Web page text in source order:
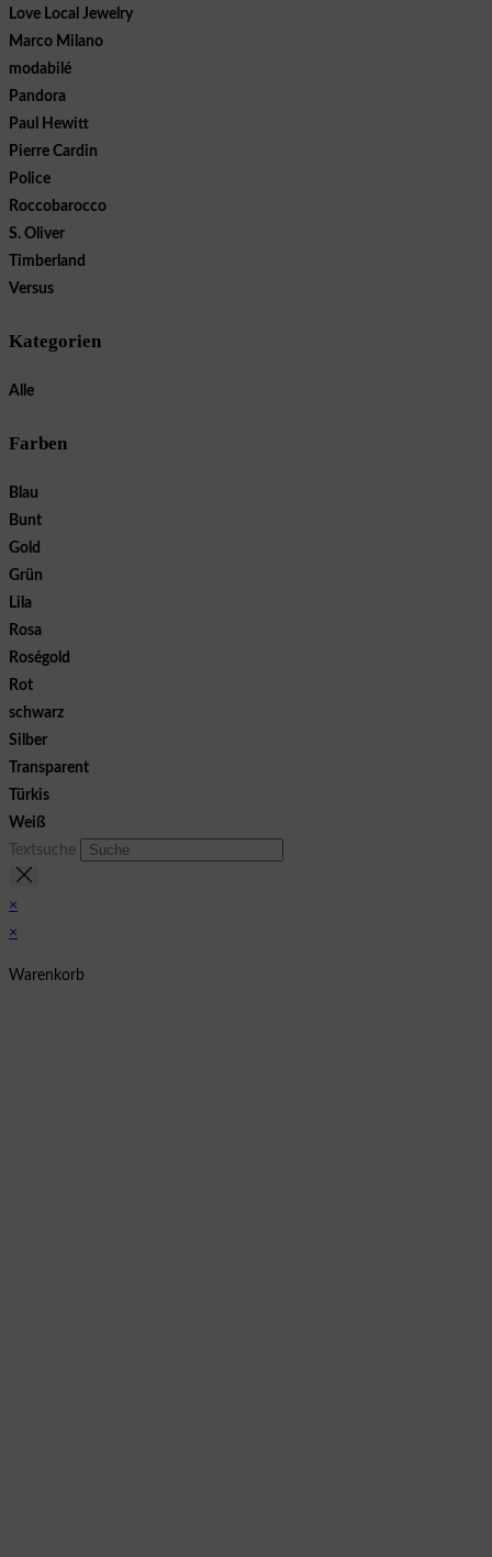
Love Local Jewelry
Marco Milano
modabilé
Pandora
Paul Hewitt
Pierre Cardin
Police
Roccobarocco
S. Oliver
Timberland
Versus
Kategorien
Alle
Farben
Blau
Bunt
Gold
Grün
Lila
Rosa
Roségold
Rot
schwarz
Silber
Transparent
Türkis
Weiß
Textsuche
×
×
Warenkorb